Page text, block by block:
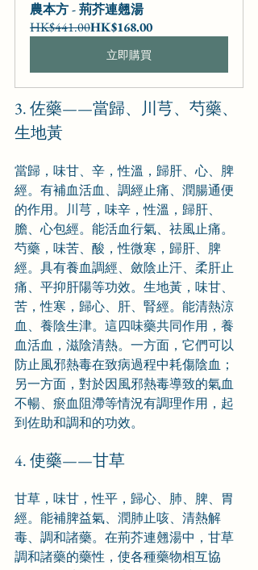
農本方 - 荊芥連翹湯
HK$441.00HK$168.00
立即購買
3. 佐藥——當歸、川芎、芍藥、
生地黃
當歸，味甘、辛，性溫，歸肝、心、脾
經。有補血活血、調經止痛、潤腸通便
的作用。川芎，味辛，性溫，歸肝、
膽、心包經。能活血行氣、祛風止痛。
芍藥，味苦、酸，性微寒，歸肝、脾
經。具有養血調經、斂陰止汗、柔肝止
痛、平抑肝陽等功效。生地黃，味甘、
苦，性寒，歸心、肝、腎經。能清熱涼
血、養陰生津。這四味藥共同作用，養
血活血，滋陰清熱。一方面，它們可以
防止風邪熱毒在致病過程中耗傷陰血；
另一方面，對於因風邪熱毒導致的氣血
不暢、瘀血阻滯等情況有調理作用，起
到佐助和調和的功效。
4. 使藥——甘草
甘草，味甘，性平，歸心、肺、脾、胃
經。能補脾益氣、潤肺止咳、清熱解
毒、調和諸藥。在荊芥連翹湯中，甘草
調和諸藥的藥性，使各種藥物相互協